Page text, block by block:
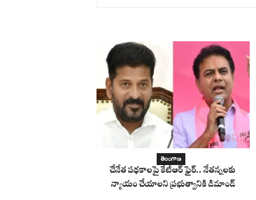
తెలంగాణ
చేనేత పథకాలపై కేటీఆర్ ఫైర్.. నేతన్నలకు
న్యాయం చేయాలని ప్రభుత్వానికి డిమాండ్